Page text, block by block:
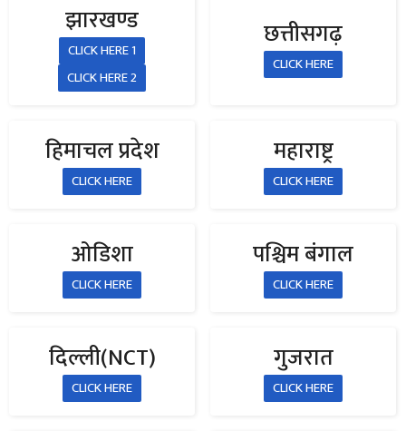
झारखण्ड
CLICK HERE 1
CLICK HERE 2
छत्तीसगढ़
CLICK HERE
हिमाचल प्रदेश
CLICK HERE
महाराष्ट्र
CLICK HERE
ओडिशा
CLICK HERE
पश्चिम बंगाल
CLICK HERE
दिल्ली(NCT)
CLICK HERE
गुजरात
CLICK HERE